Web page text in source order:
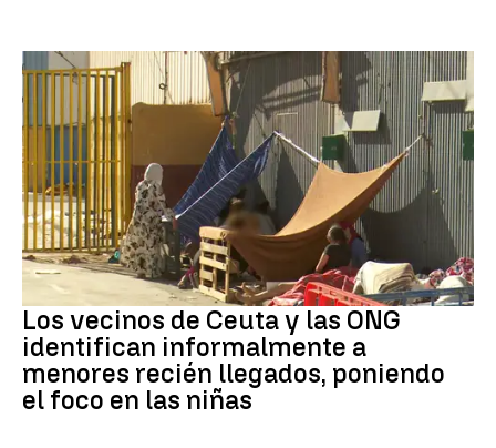
Ceuta
Los vecinos de Ceuta y las ONG
identifican informalmente a
menores recién llegados, poniendo
el foco en las niñas